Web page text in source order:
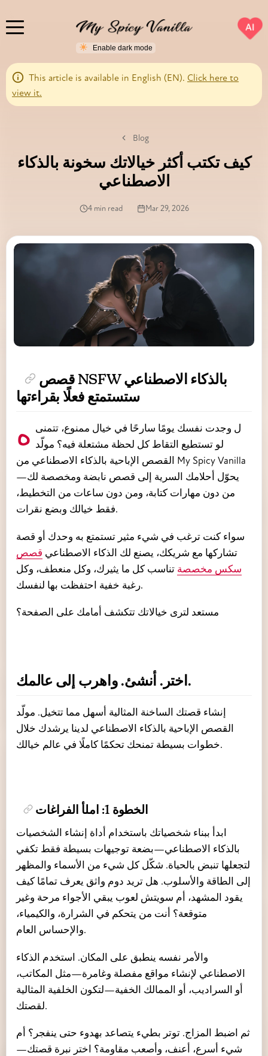
AI
This article is available in English (EN). Click here to
view it.
Blog
كيف تكتب أكثر خيالاتك سخونة بالذكاء
الاصطناعي
4 min read Mar 29, 2026
قصص NSFW بالذكاء الاصطناعي
ستستمتع فعلًا بقراءتها
هل وجدت نفسك يومًا سارحًا في خيال ممنوع، تتمنى لو تستطيع التقاط كل لحظة مشتعلة فيه؟ مولّد
القصص الإباحية بالذكاء الاصطناعي من My Spicy Vanilla
يحوّل أحلامك السرية إلى قصص نابضة ومخصصة لك—
من دون مهارات كتابة، ومن دون ساعات من التخطيط،
فقط خيالك وبضع نقرات.
سواء كنت ترغب في شيء مثير تستمتع به وحدك أو قصة
تشاركها مع شريكك، يصنع لك الذكاء الاصطناعي قصص
سكس مخصصة تناسب كل ما يثيرك، وكل منعطف، وكل
رغبة خفية احتفظت بها لنفسك.
مستعد لترى خيالاتك تتكشف أمامك على الصفحة؟
اختر. أنشئ. واهرب إلى عالمك.
إنشاء قصتك الساخنة المثالية أسهل مما تتخيل. مولّد
القصص الإباحية بالذكاء الاصطناعي لدينا يرشدك خلال
خطوات بسيطة تمنحك تحكمًا كاملًا في عالم خيالك.
الخطوة 1: املأ الفراغات
ابدأ ببناء شخصياتك باستخدام أداة إنشاء الشخصيات
بالذكاء الاصطناعي—بضعة توجيهات بسيطة فقط تكفي
لتجعلها تنبض بالحياة. شكّل كل شيء من الأسماء والمظهر
إلى الطاقة والأسلوب. هل تريد دوم واثق يعرف تمامًا كيف
يقود المشهد، أم سويتش لعوب يبقي الأجواء مرحة وغير
متوقعة؟ أنت من يتحكم في الشرارة، والكيمياء،
والإحساس العام.
والأمر نفسه ينطبق على المكان. استخدم الذكاء
الاصطناعي لإنشاء مواقع مفصلة وغامرة—مثل المكاتب،
أو السراديب، أو الممالك الخفية—لتكون الخلفية المثالية
لقصتك.
ثم اضبط المزاج. توتر بطيء يتصاعد بهدوء حتى ينفجر؟ أم
شيء أسرع، أعنف، وأصعب مقاومة؟ اختر نبرة قصتك—